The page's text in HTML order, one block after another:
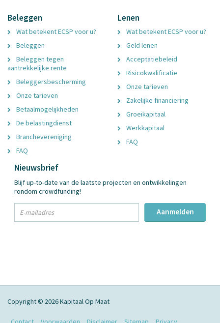
Beleggen
Wat betekent ECSP voor u?
Beleggen
Beleggen tegen
aantrekkelijke rente
Beleggersbescherming
Onze tarieven
Betaalmogelijkheden
De belastingdienst
Branchevereniging
FAQ
Lenen
Wat betekent ECSP voor u?
Geld lenen
Acceptatiebeleid
Risicokwalificatie
Onze tarieven
Zakelijke financiering
Groeikapitaal
Werkkapitaal
FAQ
Nieuwsbrief
Blijf up-to-date van de laatste projecten en ontwikkelingen
rondom crowdfunding!
Email
Aanmelden
Copyright © 2026 Kapitaal Op Maat